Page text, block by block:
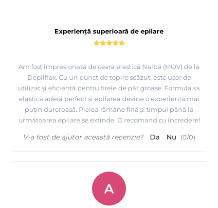
Experiență superioară de epilare
Am fost impresionată de ceara elastică Nalbă (MOV) de la
Depilflax. Cu un punct de topire scăzut, este ușor de
utilizat și eficientă pentru firele de păr groase. Formula sa
elastică aderă perfect și epilarea devine o experiență mai
puțin dureroasă. Pielea rămâne fină și timpul până la
următoarea epilare se extinde. O recomand cu încredere!
V-a fost de ajutor această recenzie? Da Nu (0/0)
A